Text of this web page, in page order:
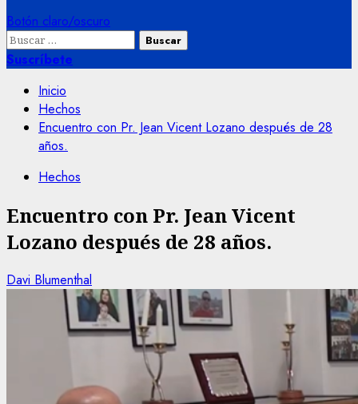
Botón claro/oscuro
Buscar:
Suscríbete
Inicio
Hechos
Encuentro con Pr. Jean Vicent Lozano después de 28
años.
Hechos
Encuentro con Pr. Jean Vicent
Lozano después de 28 años.
Davi Blumenthal